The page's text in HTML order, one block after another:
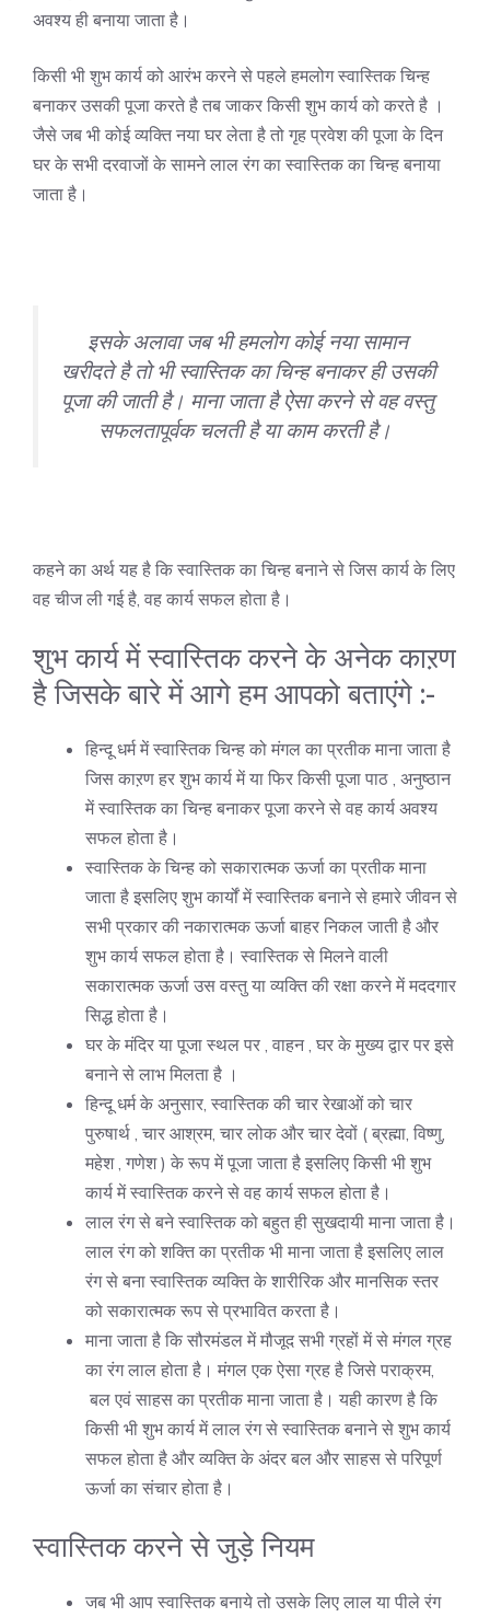
अवश्य ही बनाया जाता है।
किसी भी शुभ कार्य को आरंभ करने से पहले हमलोग स्वास्तिक चिन्ह
बनाकर उसकी पूजा करते है तब जाकर किसी शुभ कार्य को करते है ।
जैसे जब भी कोई व्यक्ति नया घर लेता है तो गृह प्रवेश की पूजा के दिन
घर के सभी दरवाजों के सामने लाल रंग का स्वास्तिक का चिन्ह बनाया
जाता है।
इसके अलावा जब भी हमलोग कोई नया सामान
खरीदते है तो भी स्वास्तिक का चिन्ह बनाकर ही उसकी
पूजा की जाती है। माना जाता है ऐसा करने से वह वस्तु
सफलतापूर्वक चलती है या काम करती है।
कहने का अर्थ यह है कि स्वास्तिक का चिन्ह बनाने से जिस कार्य के लिए
वह चीज ली गई है, वह कार्य सफल होता है।
शुभ कार्य में स्वास्तिक करने के अनेक काऱण
है जिसके बारे में आगे हम आपको बताएंगे :-
हिन्दू धर्म में स्वास्तिक चिन्ह को मंगल का प्रतीक माना जाता है
जिस काऱण हर शुभ कार्य में या फिर किसी पूजा पाठ , अनुष्ठान
में स्वास्तिक का चिन्ह बनाकर पूजा करने से वह कार्य अवश्य
सफल होता है।
स्वास्तिक के चिन्ह को सकारात्मक ऊर्जा का प्रतीक माना
जाता है इसलिए शुभ कार्यों में स्वास्तिक बनाने से हमारे जीवन से
सभी प्रकार की नकारात्मक ऊर्जा बाहर निकल जाती है और
शुभ कार्य सफल होता है। स्वास्तिक से मिलने वाली
सकारात्मक ऊर्जा उस वस्तु या व्यक्ति की रक्षा करने में मददगार
सिद्ध होता है।
घर के मंदिर या पूजा स्थल पर , वाहन , घर के मुख्य द्वार पर इसे
बनाने से लाभ मिलता है ।
हिन्दू धर्म के अनुसार, स्वास्तिक की चार रेखाओं को चार
पुरुषार्थ , चार आश्रम, चार लोक और चार देवों ( ब्रह्मा, विष्णु,
महेश , गणेश ) के रूप में पूजा जाता है इसलिए किसी भी शुभ
कार्य में स्वास्तिक करने से वह कार्य सफल होता है।
लाल रंग से बने स्वास्तिक को बहुत ही सुखदायी माना जाता है।
लाल रंग को शक्ति का प्रतीक भी माना जाता है इसलिए लाल
रंग से बना स्वास्तिक व्यक्ति के शारीरिक और मानसिक स्तर
को सकारात्मक रूप से प्रभावित करता है।
माना जाता है कि सौरमंडल में मौजूद सभी ग्रहों में से मंगल ग्रह
का रंग लाल होता है। मंगल एक ऐसा ग्रह है जिसे पराक्रम,
बल एवं साहस का प्रतीक माना जाता है। यही कारण है कि
किसी भी शुभ कार्य में लाल रंग से स्वास्तिक बनाने से शुभ कार्य
सफल होता है और व्यक्ति के अंदर बल और साहस से परिपूर्ण
ऊर्जा का संचार होता है।
स्वास्तिक करने से जुड़े नियम
जब भी आप स्वास्तिक बनाये तो उसके लिए लाल या पीले रंग